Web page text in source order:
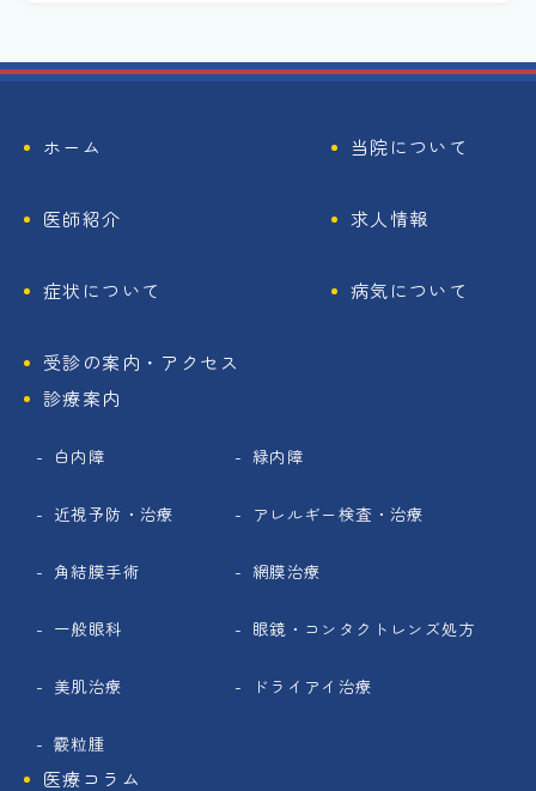
ホーム 当院について
医師紹介 求人情報
症状について 病気について
受診の案内・アクセス
診療案内
白内障 緑内障
近視予防・治療 アレルギー検査・治療
角結膜手術 網膜治療
一般眼科 眼鏡・コンタクトレンズ処方
美肌治療 ドライアイ治療
霰粒腫
医療コラム